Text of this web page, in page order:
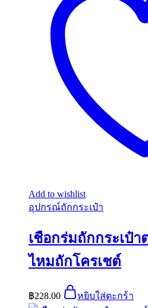
Add to wishlist
อุปกรณ์ถักกระเป๋า
เชือกร่มถักกระเป๋
ไหมถักโครเชต์
฿228.00 หยิบใส่ตะกร้า